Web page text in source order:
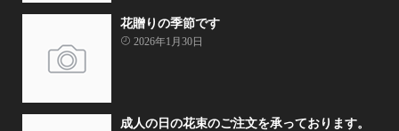
花贈りの季節です
2026年1月30日
成人の日の花束のご注文を承っております。